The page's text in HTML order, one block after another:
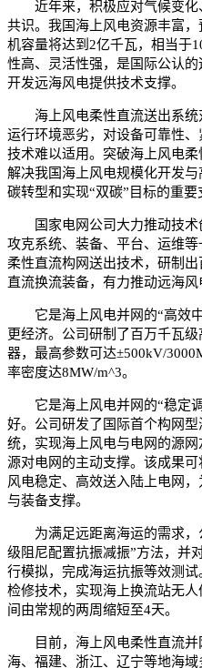
近年来，积极应对气候变
共识。我国海上风电资源丰富
机容量将达到2亿千瓦，相当于
性高、灵活性强，是国际公认
开发远海风电提供技术支撑。
海上风电柔性直流送出系
运行环境恶劣，对设备可靠性
技术难以适用。突破海上风电
解决我国海上风电规模化开发
碳转型和实现“双碳”目标的重要
国家电网公司大力推动技
攻克系统、装备、平台、运维
柔性直流构网送出技术，研制
直流换流装备，有力推动远海风
它是海上风电并网的“高效
更经济。公司研制了百万千瓦
器，最高参数可达±500kV/
率密度达8MW/m^3。
它是海上风电并网的“稳定
好。公司研发了国际首个构网
统，实现海上风电与电网的源
源对电网的主动支撑。该成果
风电稳定、高效送入陆上电网
与装备支撑。
为满足远距离海运的需求
级阻尼配置抗振减振”方法，并
行模拟，完成海运抗振等效测
检修技术，实现海上换流站无
间由常规的两周缩短至4天。
目前，海上风电柔性直流
海、福建、浙江、辽宁等地海